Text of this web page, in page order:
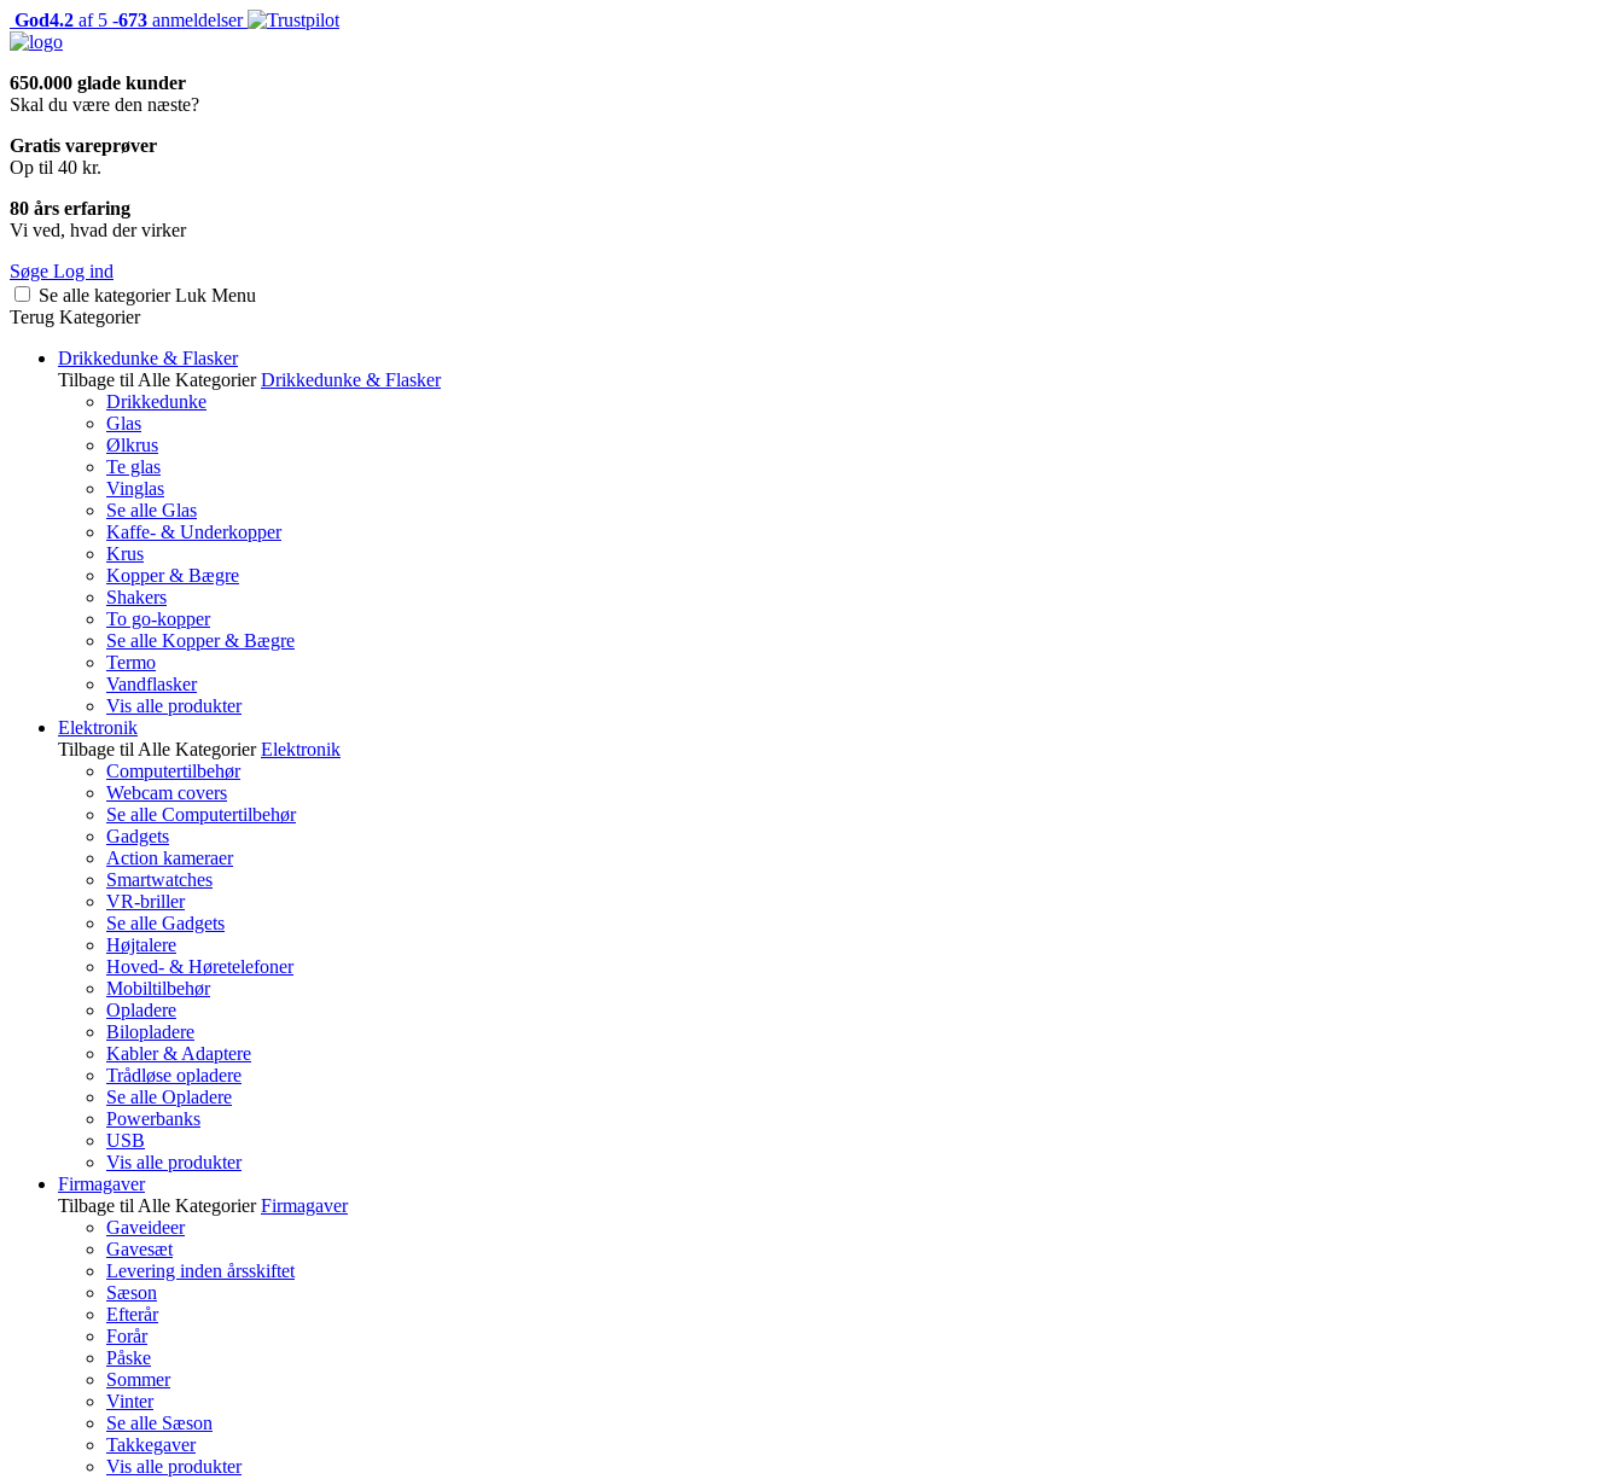
God4.2 af 5 -673 anmeldelser
650.000 glade kunder
Skal du være den næste?
Gratis vareprøver
Op til 40 kr.
80 års erfaring
Vi ved, hvad der virker
Søge Log ind
Se alle kategorier Luk Menu
Terug Kategorier
Drikkedunke & Flasker
Tilbage til Alle Kategorier Drikkedunke & Flasker
Drikkedunke
Glas
Ølkrus
Te glas
Vinglas
Se alle Glas
Kaffe- & Underkopper
Krus
Kopper & Bægre
Shakers
To go-kopper
Se alle Kopper & Bægre
Termo
Vandflasker
Vis alle produkter
Elektronik
Tilbage til Alle Kategorier Elektronik
Computertilbehør
Webcam covers
Se alle Computertilbehør
Gadgets
Action kameraer
Smartwatches
VR-briller
Se alle Gadgets
Højtalere
Hoved- & Høretelefoner
Mobiltilbehør
Opladere
Bilopladere
Kabler & Adaptere
Trådløse opladere
Se alle Opladere
Powerbanks
USB
Vis alle produkter
Firmagaver
Tilbage til Alle Kategorier Firmagaver
Gaveideer
Gavesæt
Levering inden årsskiftet
Sæson
Efterår
Forår
Påske
Sommer
Vinter
Se alle Sæson
Takkegaver
Vis alle produkter